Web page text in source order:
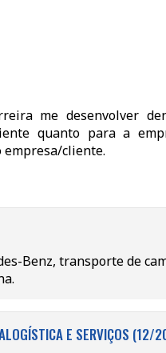
me desenvolver
quanto para a
cliente.
Benz, transporte de
E SERVIÇOS